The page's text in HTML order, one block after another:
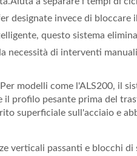
designate invece di bloccare
questo sistema
necessità di interventi
Per modelli come l'ALS200, il
il profilo pesante prima del
superficiale sull'acciaio e
verticali passanti e blocchi
A Nastro
Doppia Colonna